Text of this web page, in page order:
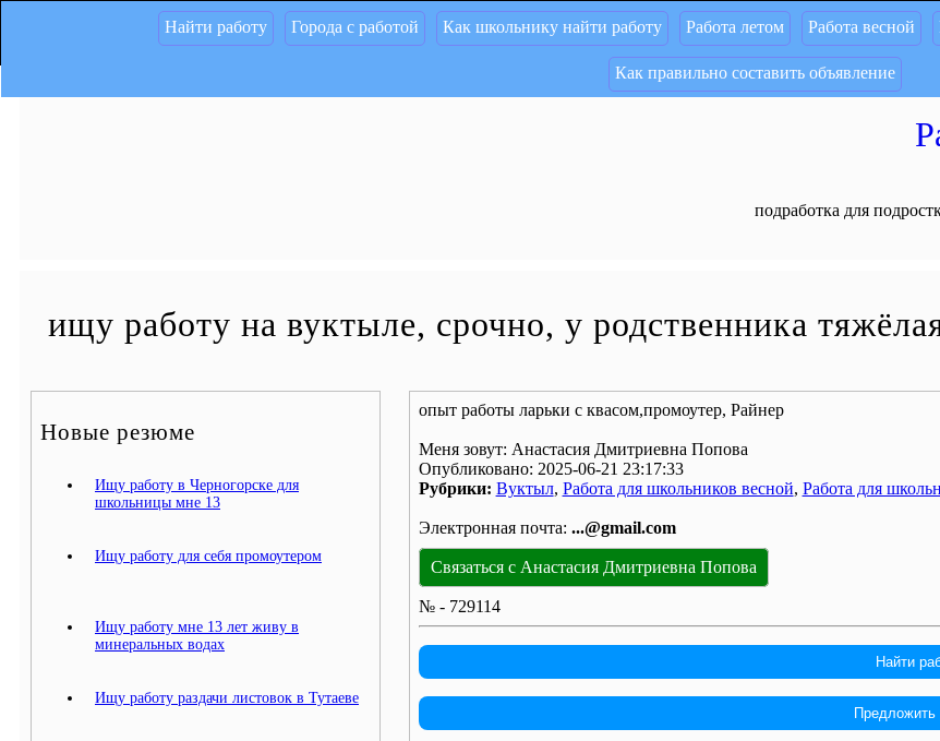
Найти работу Города с работой Как школьнику найти работу Работа летом Работа весной
Как правильно составить объявление
подработка для
ищу работу на вуктыле, срочно, у родственника
опыт работы ларьки с квасом,промоутер, Райнер
Меня зовут: Анастасия Дмитриевна Попова
Опубликовано: 2025-06-21 23:17:33
Рубрики: Вуктыл, Работа для школьников весной, Работа для
Электронная почта: ...@gmail.com
Связаться с Анастасия Дмитриевна Попова
№ - 729114
Найти
Предложить
Новые резюме
Ищу работу в Черногорске для
школьницы мне 13
Ищу работу для себя промоутером
Ищу работу мне 13 лет живу в
минеральных водах
Ищу работу раздачи листовок в Тутаеве